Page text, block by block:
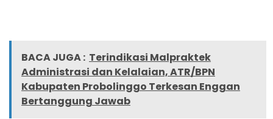
BACA JUGA : Terindikasi Malpraktek
Administrasi dan Kelalaian, ATR/BPN
Kabupaten Probolinggo Terkesan Enggan
Bertanggung Jawab